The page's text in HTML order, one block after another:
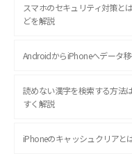
スマホのセキュリティ対策と
どを解説
AndroidからiPhoneへデータ
読めない漢字を検索する方法
すく解説
iPhoneのキャッシュクリアと